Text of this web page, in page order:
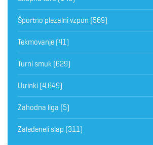
Športno plezalni vzpon (569)
Tekmovanje (41)
Turni smuk (629)
Utrinki (4.649)
Zahodna liga (5)
Zaledeneli slap (311)